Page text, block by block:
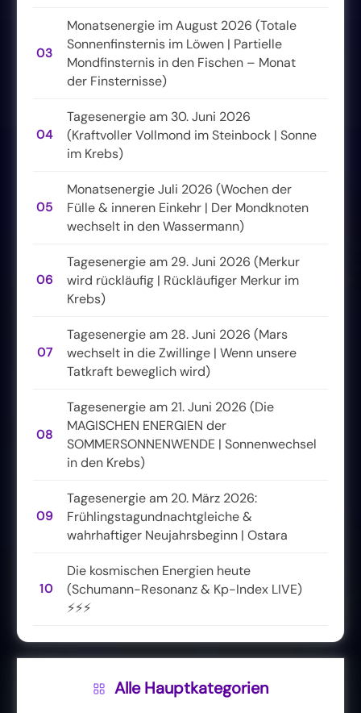
03
Monatsenergie im August 2026 (Totale
Sonnenfinsternis im Löwen | Partielle
Mondfinsternis in den Fischen – Monat
der Finsternisse)
04
Tagesenergie am 30. Juni 2026
(Kraftvoller Vollmond im Steinbock | Sonne
im Krebs)
05
Monatsenergie Juli 2026 (Wochen der
Fülle & inneren Einkehr | Der Mondknoten
wechselt in den Wassermann)
06
Tagesenergie am 29. Juni 2026 (Merkur
wird rückläufig | Rückläufiger Merkur im
Krebs)
07
Tagesenergie am 28. Juni 2026 (Mars
wechselt in die Zwillinge | Wenn unsere
Tatkraft beweglich wird)
08
Tagesenergie am 21. Juni 2026 (Die
MAGISCHEN ENERGIEN der
SOMMERSONNENWENDE | Sonnenwechsel
in den Krebs)
09
Tagesenergie am 20. März 2026:
Frühlingstagundnachtgleiche &
wahrhaftiger Neujahrsbeginn | Ostara
10
Die kosmischen Energien heute
(Schumann-Resonanz & Kp-Index LIVE)
⚡⚡⚡
Alle Hauptkategorien